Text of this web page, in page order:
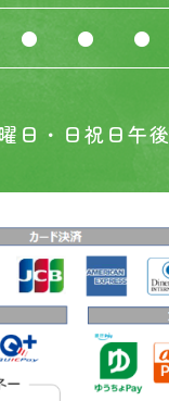
● ● ●
日・日祝日午後